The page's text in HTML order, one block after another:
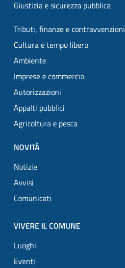
Giustizia e sicurezza pubblica
Tributi, finanze e contravvenzioni
Cultura e tempo libero
Ambiente
Imprese e commercio
Autorizzazioni
Appalti pubblici
Agricoltura e pesca
NOVITÀ
Notizie
Avvisi
Comunicati
VIVERE IL COMUNE
Luoghi
Eventi